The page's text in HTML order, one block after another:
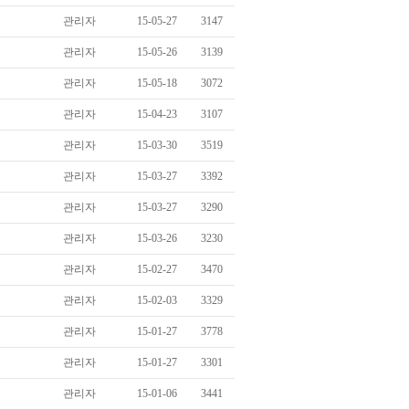
관리자 15-05-27 3147
관리자 15-05-26 3139
관리자 15-05-18 3072
관리자 15-04-23 3107
관리자 15-03-30 3519
관리자 15-03-27 3392
관리자 15-03-27 3290
관리자 15-03-26 3230
관리자 15-02-27 3470
관리자 15-02-03 3329
관리자 15-01-27 3778
관리자 15-01-27 3301
관리자 15-01-06 3441